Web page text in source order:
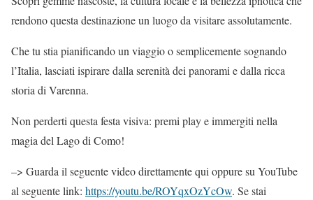
rendono questa destinazione un luogo da visitare assolutamente.
Che tu stia pianificando un viaggio o semplicemente sognando
l’Italia, lasciati ispirare dalla serenità dei panorami e dalla ricca
storia di Varenna.
Non perderti questa festa visiva: premi play e immergiti nella
magia del Lago di Como!
–> Guarda il seguente video direttamente qui oppure su YouTube
al seguente link: https://youtu.be/ROYqxOzYcOw. Se stai